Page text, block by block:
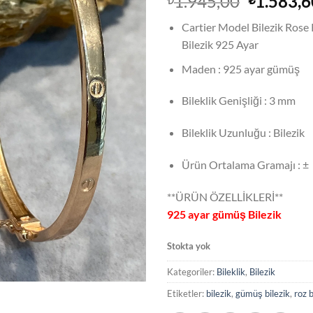
Cartier Model Bilezik Rose
Bilezik 925 Ayar
Maden : 925 ayar gümüş
Bileklik Genişliği : 3 mm
Bileklik Uzunluğu : Bilezik
Ürün Ortalama Gramajı : ±
**ÜRÜN ÖZELLİKLERİ**
925 ayar gümüş Bilezik
Stokta yok
Kategoriler: Bileklik, Bilezik
Etiketler: bilezik, gümüş bilezik, roz